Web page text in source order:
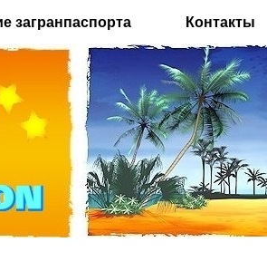
загранпаспорта Контакты